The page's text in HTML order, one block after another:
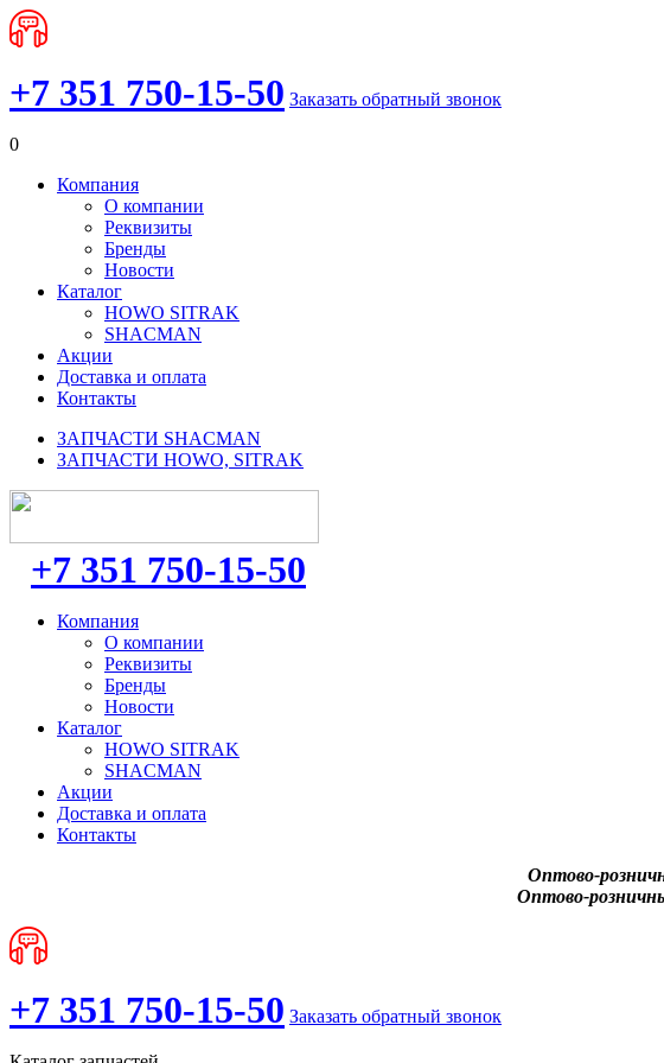
+7 351 750-15-50 Заказать обратный звонок
0
Компания
О компании
Реквизиты
Бренды
Новости
Каталог
HOWO SITRAK
SHACMAN
Акции
Доставка и оплата
Контакты
ЗАПЧАСТИ SHACMAN
ЗАПЧАСТИ HOWO, SITRAK
+7 351 750-15-50
Компания
О компании
Реквизиты
Бренды
Новости
Каталог
HOWO SITRAK
SHACMAN
Акции
Доставка и оплата
Контакты
Оптово-
Оптово-
+7 351 750-15-50 Заказать обратный звонок